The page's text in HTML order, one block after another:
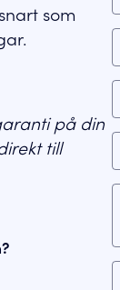
som
på din
till